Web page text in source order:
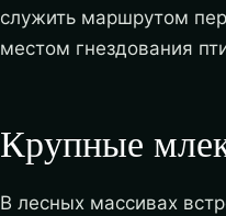
служить маршрутом
местом гнездования
Крупные
В лесных массивах